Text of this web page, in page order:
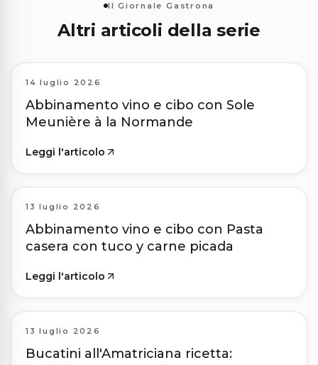
Il Giornale Gastrona
Altri articoli della serie
14 luglio 2026
Abbinamento vino e cibo con Sole
Meunière à la Normande
Leggi l'articolo
13 luglio 2026
Abbinamento vino e cibo con Pasta
casera con tuco y carne picada
Leggi l'articolo
13 luglio 2026
Bucatini all'Amatriciana ricetta: